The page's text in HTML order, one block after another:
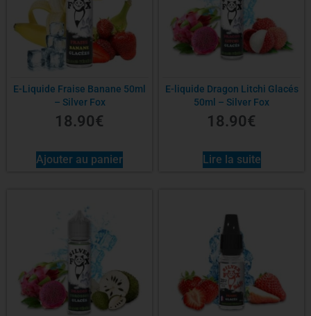
E-Liquide Fraise Banane 50ml
– Silver Fox
18.90€
Ajouter au panier
E-liquide Dragon Litchi Glacés
50ml – Silver Fox
18.90€
Lire la suite